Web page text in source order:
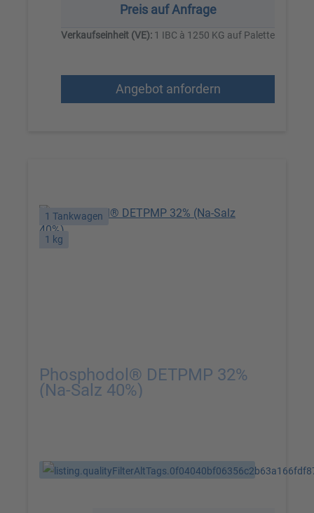
Preis auf Anfrage
Verkaufseinheit (VE): 1 IBC à 1250 KG auf Palette
Angebot anfordern
1 Tankwagen
1 kg
Phosphodol® DETPMP 32%
(Na-Salz 40%)